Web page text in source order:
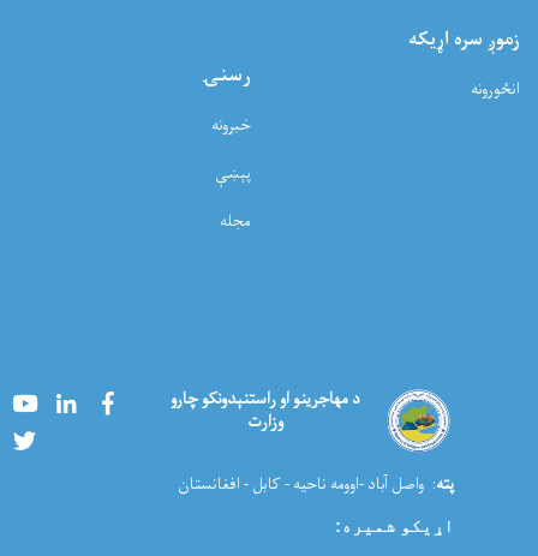
زموږ سره اړيکه
انځورونه رسنۍ
خبرونه
پېښې
مجله
د مهاجرینو او راستنېدونکو چارو
وزارت
YoutubeLinkedInFacebook
پته: واصل آباد -اوومه ناحیه - کابل - افغانستان
اړیکو شمیره: